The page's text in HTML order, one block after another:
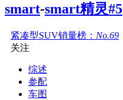
smart-smart精灵#5
紧凑型SUV销量榜： No.69
关注
综述
参配
车图